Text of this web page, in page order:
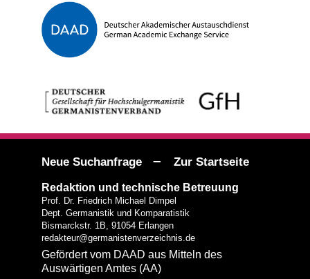
Neue Suchanfrage – Zur Startseite
Redaktion und technische Betreuung
Prof. Dr. Friedrich Michael Dimpel
Dept. Germanistik und Komparatistik
Bismarckstr. 1B, 91054 Erlangen
redakteur@germanistenverzeichnis.de
Gefördert vom DAAD aus Mitteln des
Auswärtigen Amtes (AA)